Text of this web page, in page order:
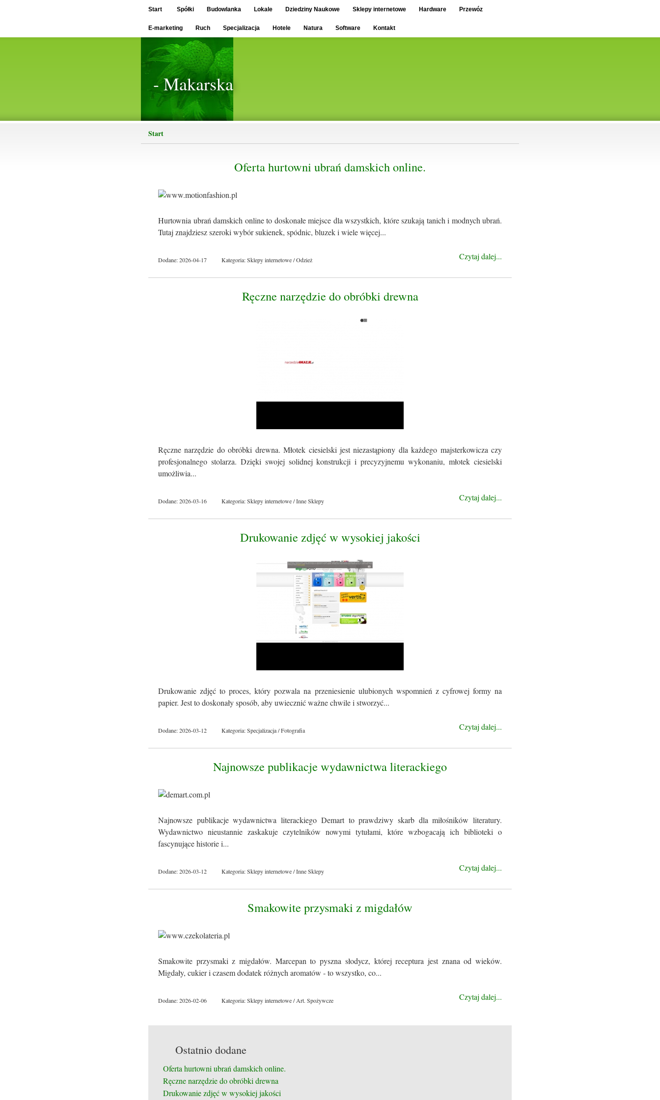
Start Spółki Budowlanka Lokale Dziedziny Naukowe Sklepy internetowe Hardware Przewóz
E-marketing Ruch Specjalizacja Hotele Natura Software Kontakt
- Makarska
Start
Oferta hurtowni ubrań damskich online.
Hurtownia ubrań damskich online to doskonałe miejsce dla wszystkich, które szukają tanich i modnych ubrań.
Tutaj znajdziesz szeroki wybór sukienek, spódnic, bluzek i wiele więcej...
Czytaj dalej...
Dodane: 2026-04-17 Kategoria: Sklepy internetowe / Odzież
Ręczne narzędzie do obróbki drewna
Ręczne narzędzie do obróbki drewna. Młotek ciesielski jest niezastąpiony dla każdego majsterkowicza czy
profesjonalnego stolarza. Dzięki swojej solidnej konstrukcji i precyzyjnemu wykonaniu, młotek ciesielski
umożliwia...
Czytaj dalej...
Dodane: 2026-03-16 Kategoria: Sklepy internetowe / Inne Sklepy
Drukowanie zdjęć w wysokiej jakości
Drukowanie zdjęć to proces, który pozwala na przeniesienie ulubionych wspomnień z cyfrowej formy na
papier. Jest to doskonały sposób, aby uwiecznić ważne chwile i stworzyć...
Czytaj dalej...
Dodane: 2026-03-12 Kategoria: Specjalizacja / Fotografia
Najnowsze publikacje wydawnictwa literackiego
Najnowsze publikacje wydawnictwa literackiego Demart to prawdziwy skarb dla miłośników literatury.
Wydawnictwo nieustannie zaskakuje czytelników nowymi tytułami, które wzbogacają ich biblioteki o
fascynujące historie i...
Czytaj dalej...
Dodane: 2026-03-12 Kategoria: Sklepy internetowe / Inne Sklepy
Smakowite przysmaki z migdałów
Smakowite przysmaki z migdałów. Marcepan to pyszna słodycz, której receptura jest znana od wieków.
Migdały, cukier i czasem dodatek różnych aromatów - to wszystko, co...
Czytaj dalej...
Dodane: 2026-02-06 Kategoria: Sklepy internetowe / Art. Spożywcze
Ostatnio dodane
Oferta hurtowni ubrań damskich online.
Ręczne narzędzie do obróbki drewna
Drukowanie zdjęć w wysokiej jakości